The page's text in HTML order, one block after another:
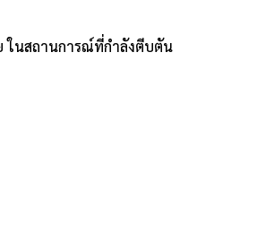
ในสถานการณ์ที่กำลังตีบตัน